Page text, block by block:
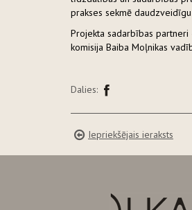
prakses sekmē
Projekta sadarbības partneri
komisija Baiba Moļnikas
Dalies:
Iepriekšējais ieraksts